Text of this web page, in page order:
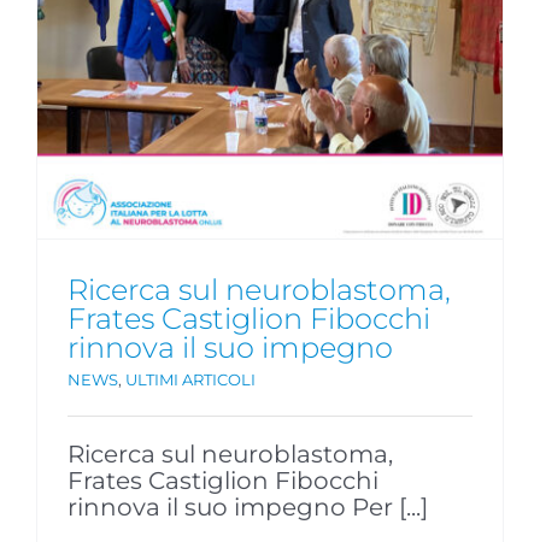
Ricerca sul neuroblastoma,
Frates Castiglion Fibocchi
rinnova il suo impegno
NEWS, ULTIMI ARTICOLI
Ricerca sul neuroblastoma,
Frates Castiglion Fibocchi
rinnova il suo impegno Per [...]